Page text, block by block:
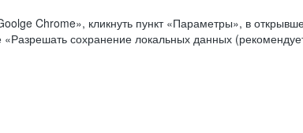
Chrome», кликнуть пункт «Параметры», в
сохранение локальных данных